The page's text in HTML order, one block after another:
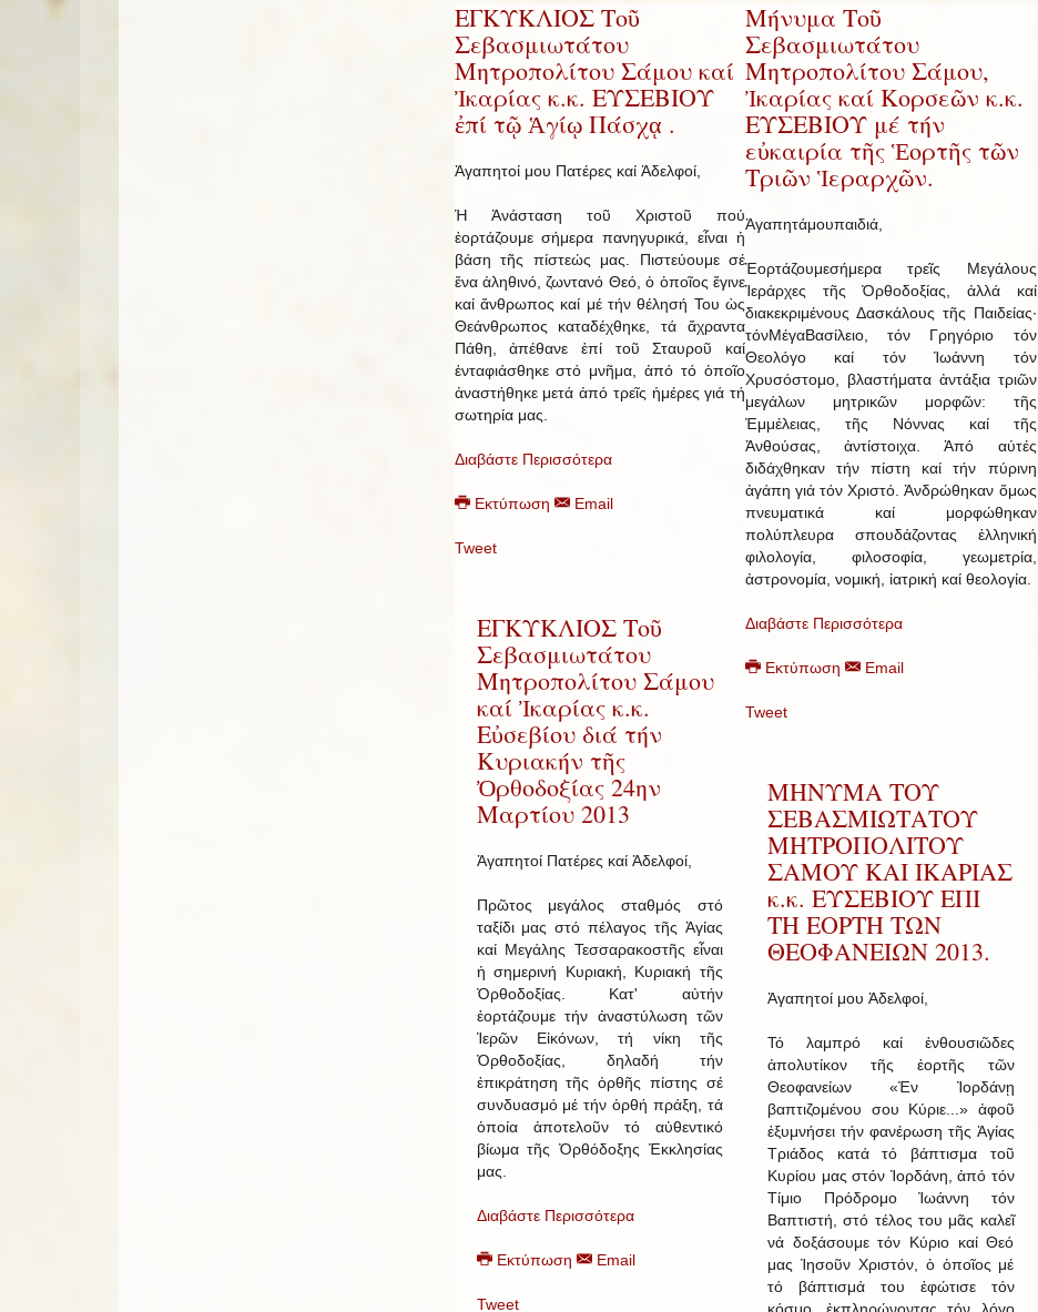
ΕΓΚΥΚΛΙΟΣ Τοῦ
Σεβασμιωτάτου
Μητροπολίτου Σάμου καί
Ἰκαρίας κ.κ. ΕΥΣΕΒΙΟΥ
ἐπί τῷ Ἁγίῳ Πάσχᾳ .
Ἀγαπητοί μου Πατέρες καί Ἀδελφοί,
Ἡ Ἀνάσταση τοῦ Χριστοῦ πού
ἑορτάζουμε σήμερα πανηγυρικά, εἶναι ἡ
βάση τῆς πίστεώς μας. Πιστεύουμε σέ
ἕνα ἀληθινό, ζωντανό Θεό, ὁ ὁποῖος ἔγινε
καί ἄνθρωπος καί μέ τήν θέλησή Του ὡς
Θεάνθρωπος καταδέχθηκε, τά ἄχραντα
Πάθη, ἀπέθανε ἐπί τοῦ Σταυροῦ καί
ἐνταφιάσθηκε στό μνῆμα, ἀπό τό ὁποῖο
ἀναστήθηκε μετά ἀπό τρεῖς ἡμέρες γιά τή
σωτηρία μας.
Διαβάστε Περισσότερα
Εκτύπωση Email
Tweet
ΕΓΚΥΚΛΙΟΣ Τοῦ
Σεβασμιωτάτου
Μητροπολίτου Σάμου
καί Ἰκαρίας κ.κ.
Εὐσεβίου διά τήν
Κυριακήν τῆς
Ὀρθοδοξίας 24ην
Μαρτίου 2013
Ἀγαπητοί Πατέρες καί Ἀδελφοί,
Πρῶτος μεγάλος σταθμός στό
ταξίδι μας στό πέλαγος τῆς Ἁγίας
καί Μεγάλης Τεσσαρακοστῆς εἶναι
ἡ σημερινή Κυριακή, Κυριακή τῆς
Ὀρθοδοξίας. Κατ' αὐτήν
ἑορτάζουμε τήν ἀναστύλωση τῶν
Ἱερῶν Εἰκόνων, τή νίκη τῆς
Ὀρθοδοξίας, δηλαδή τήν
ἐπικράτηση τῆς ὀρθῆς πίστης σέ
συνδυασμό μέ τήν ὀρθή πράξη, τά
ὁποία ἀποτελοῦν τό αὐθεντικό
βίωμα τῆς Ὀρθόδοξης Ἐκκλησίας
μας.
Διαβάστε Περισσότερα
Εκτύπωση Email
Tweet
Μήνυμα Τοῦ
Σεβασμιωτάτου
Μητροπολίτου Σάμου,
Ἰκαρίας καί Κορσεῶν κ.κ.
ΕΥΣΕΒΙΟΥ μέ τήν
εὐκαιρία τῆς Ἑορτῆς τῶν
Τριῶν Ἱεραρχῶν.
Ἀγαπητάμουπαιδιά,
Ἑορτάζουμεσήμερα τρεῖς Μεγάλους
Ἱεράρχες τῆς Ὀρθοδοξίας, ἀλλά καί
διακεκριμένους Δασκάλους τῆς Παιδείας·
τόνΜέγαΒασίλειο, τόν Γρηγόριο τόν
Θεολόγο καί τόν Ἰωάννη τόν
Χρυσόστομο, βλαστήματα ἀντάξια τριῶν
μεγάλων μητρικῶν μορφῶν: τῆς
Ἐμμέλειας, τῆς Νόννας καί τῆς
Ἀνθούσας, ἀντίστοιχα. Ἀπό αὐτές
διδάχθηκαν τήν πίστη καί τήν πύρινη
ἀγάπη γιά τόν Χριστό. Ἀνδρώθηκαν ὅμως
πνευματικά καί μορφώθηκαν
πολύπλευρα σπουδάζοντας ἑλληνική
φιλολογία, φιλοσοφία, γεωμετρία,
ἀστρονομία, νομική, ἰατρική καί θεολογία.
Διαβάστε Περισσότερα
Εκτύπωση Email
Tweet
ΜΗΝΥΜΑ ΤΟΥ
ΣΕΒΑΣΜΙΩΤΑΤΟΥ
ΜΗΤΡΟΠΟΛΙΤΟΥ
ΣΑΜΟΥ ΚΑΙ ΙΚΑΡΙΑΣ
κ.κ. ΕΥΣΕΒΙΟΥ ΕΠΙ
ΤΗ ΕΟΡΤΗ ΤΩΝ
ΘΕΟΦΑΝΕΙΩΝ 2013.
Ἀγαπητοί μου Ἀδελφοί,
Τό λαμπρό καί ἐνθουσιῶδες
ἀπολυτίκον τῆς ἑορτῆς τῶν
Θεοφανείων «Ἐν Ἰορδάνῃ
βαπτιζομένου σου Κύριε...» ἀφοῦ
ἐξυμνήσει τήν φανέρωση τῆς Ἁγίας
Τριάδος κατά τό βάπτισμα τοῦ
Κυρίου μας στόν Ἰορδάνη, ἀπό τόν
Τίμιο Πρόδρομο Ἰωάννη τόν
Βαπτιστή, στό τέλος του μᾶς καλεῖ
νά δοξάσουμε τόν Κύριο καί Θεό
μας Ἰησοῦν Χριστόν, ὁ ὁποῖος μέ
τό βάπτισμά του ἐφώτισε τόν